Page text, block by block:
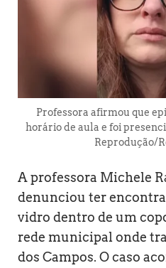
Professora afirmou que
horário de aula e foi
Reprodução/
A professora Michele
denunciou ter
vidro dentro de um
rede municipal onde
dos Campos. O caso